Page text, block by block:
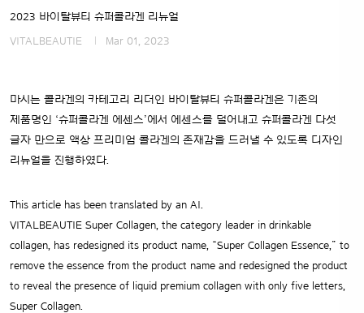
2023 바이탈뷰티 슈퍼콜라겐 리뉴얼
VITALBEAUTIE Mar 01, 2023
마시는 콜라겐의 카테고리 리더인 바이탈뷰티 슈퍼콜라겐은 기존의
제품명인 ‘슈퍼콜라겐 에센스’에서 에센스를 덜어내고 슈퍼콜라겐 다섯
글자 만으로 액상 프리미엄 콜라겐의 존재감을 드러낼 수 있도록 디자인
리뉴얼을 진행하였다.
This article has been translated by an AI.
VITALBEAUTIE Super Collagen, the category leader in drinkable
collagen, has redesigned its product name, “Super Collagen Essence,” to
remove the essence from the product name and redesigned the product
to reveal the presence of liquid premium collagen with only five letters,
Super Collagen.